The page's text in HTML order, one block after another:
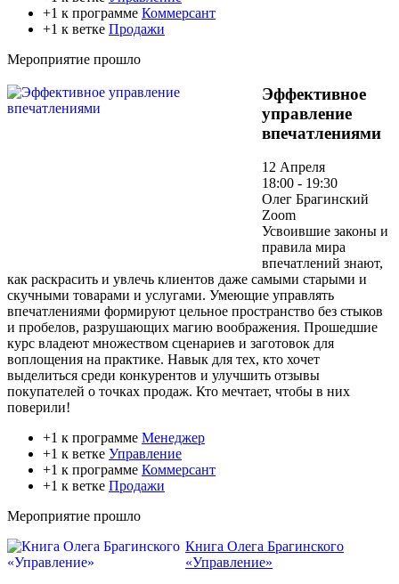
+1 к программе Коммерсант
+1 к ветке Продажи
Мероприятие прошло
Эффективное
управление
впечатлениями
12 Апреля
18:00 - 19:30
Олег Брагинский
Zoom
Усвоившие законы и
правила мира
впечатлений знают,
как раскрасить и увлечь клиентов даже самыми старыми и
скучными товарами и услугами. Умеющие управлять
впечатлениями формируют цельное пространство без стыков
и пробелов, разрушающих магию воображения. Прошедшие
курс владеют множеством сценариев и заготовок для
воплощения на практике. Навык для тех, кто хочет
выделиться среди конкурентов и улучшить отзывы
покупателей о точках продаж. Кто мечтает, чтобы в них
поверили!
+1 к программе Менеджер
+1 к ветке Управление
+1 к программе Коммерсант
+1 к ветке Продажи
Мероприятие прошло
Книга Олега Брагинского
«Управление»